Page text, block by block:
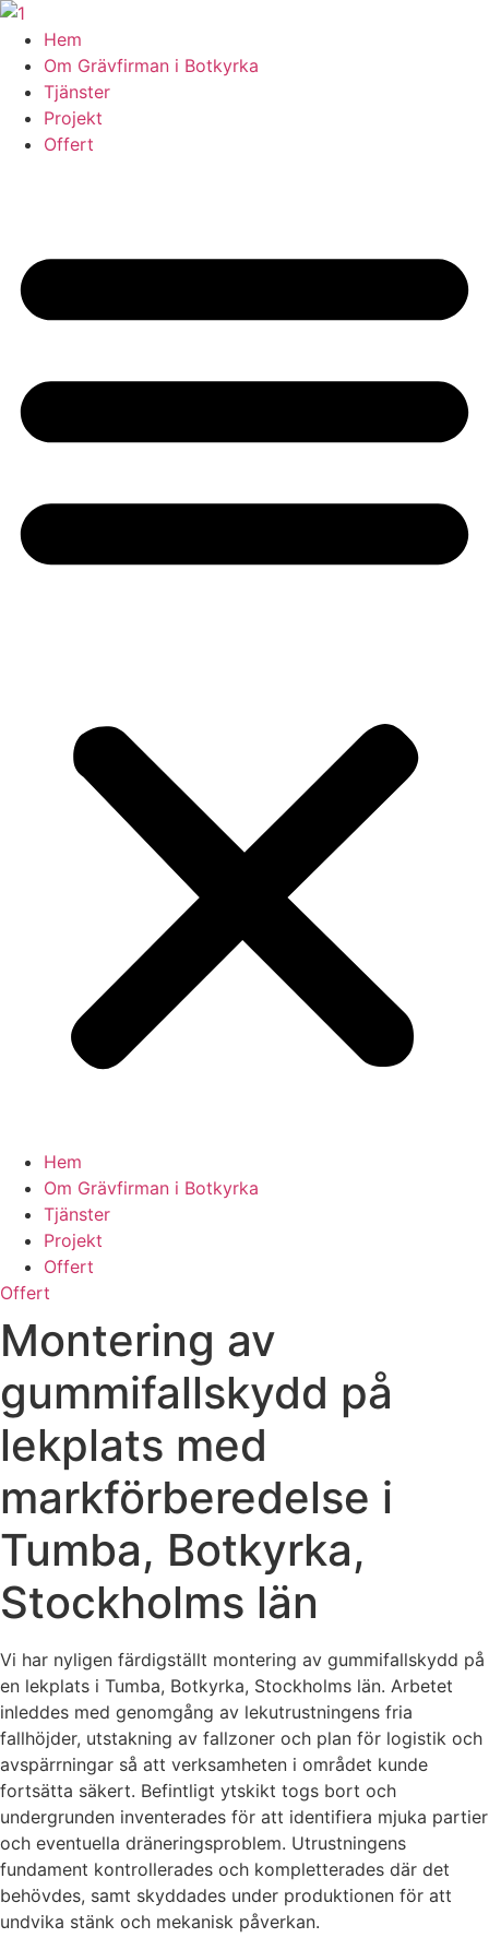
Skip
content
Hem
Om Grävfirman i Botkyrka
Tjänster
Projekt
Offert
Hem
Om Grävfirman i Botkyrka
Tjänster
Projekt
Offert
Offert
Montering av
gummifallskydd på
lekplats med
markförberedelse i
Tumba, Botkyrka,
Stockholms län
Vi har nyligen färdigställt montering av gummifallskydd på
en lekplats i Tumba, Botkyrka, Stockholms län. Arbetet
inleddes med genomgång av lekutrustningens fria
fallhöjder, utstakning av fallzoner och plan för logistik och
avspärrningar så att verksamheten i området kunde
fortsätta säkert. Befintligt ytskikt togs bort och
undergrunden inventerades för att identifiera mjuka partier
och eventuella dräneringsproblem. Utrustningens
fundament kontrollerades och kompletterades där det
behövdes, samt skyddades under produktionen för att
undvika stänk och mekanisk påverkan.